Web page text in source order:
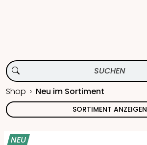
Shop Neu im Sortiment
SORTIMENT ANZEIGEN
NEU